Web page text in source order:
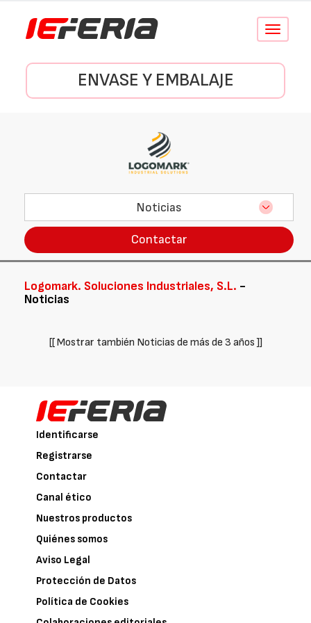
Conmutar
ENVASE Y EMBALAJE
Noticias
Contactar
Logomark. Soluciones Industriales, S.L. -
Noticias
[[ Mostrar también Noticias de más de 3 años ]]
Identificarse
Registrarse
Contactar
Canal ético
Nuestros productos
Quiénes somos
Aviso Legal
Protección de Datos
Política de Cookies